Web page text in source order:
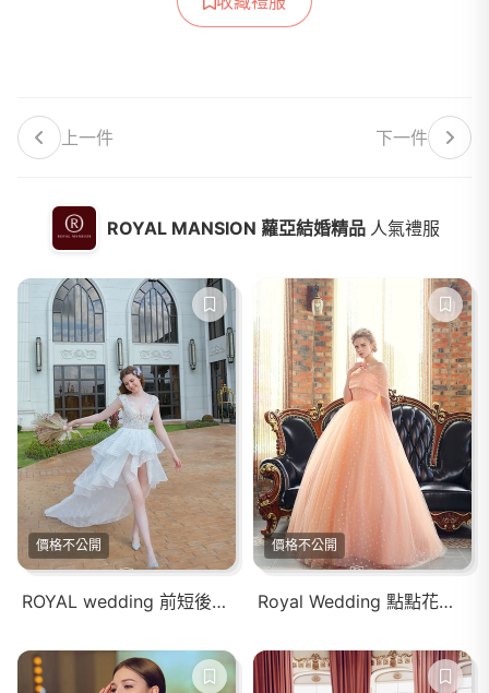
上一件 下一件
ROYAL MANSION 蘿亞結婚精品 人氣禮服
價格不公開
ROYAL wedding 前短後長輕婚紗禮服
價格不公開
Royal Wedding 點點花蓬裙婚紗禮服